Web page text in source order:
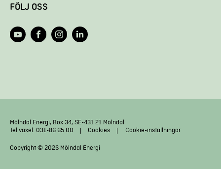
FÖLJ OSS
Mölndal Energi, Box 34, SE-431 21 Mölndal
Tel växel: 031-86 65 00
Cookies Cookie-inställningar
Copyright © 2026 Mölndal Energi